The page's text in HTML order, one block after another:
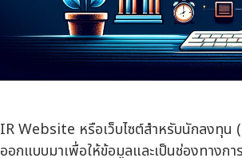
IR Website หรือเว็บไซต์สำหรับนักลง
ออกแบบมาเพื่อให้ข้อมูลและเป็นช่องทางก